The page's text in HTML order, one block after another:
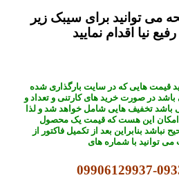
می توانید برای سیبک زیر
نیا اقدام نمایید
قیمت هایی که در سایت بارگذاری شده
در صورت خرید های کارتنی و تعداد و
می باشد تخفیف هایی شامل خواهد شد و لذا
امکان این هست که قیمت یک محصول
بنابراین بعد از تکمیل فاکتور از
توانید با شماره های
09906129937-